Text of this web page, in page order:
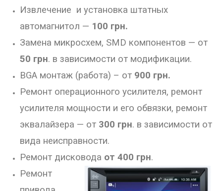
Извлечение и установка штатных
автомагнитол — 100 грн.
Замена микросхем, SMD компонентов — от
50 грн. в зависимости от модификации.
BGA монтаж (работа) – от 900 грн.
Ремонт операционного усилителя, ремонт
усилителя мощности и его обвязки, ремонт
эквалайзера — от 300 грн. в зависимости от
вида неисправности.
Ремонт дисковода от 400 грн.
Ремонт